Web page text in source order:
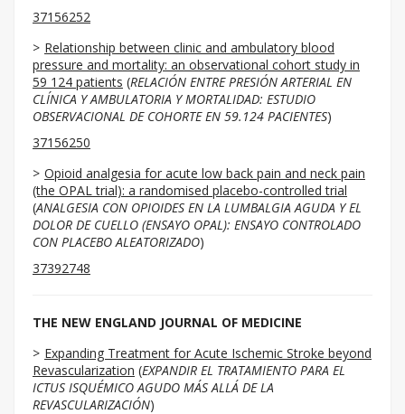
37156252
Relationship between clinic and ambulatory blood
pressure and mortality: an observational cohort study in
59 124 patients (RELACIÓN ENTRE PRESIÓN ARTERIAL EN
CLÍNICA Y AMBULATORIA Y MORTALIDAD: ESTUDIO
OBSERVACIONAL DE COHORTE EN 59.124 PACIENTES)
37156250
Opioid analgesia for acute low back pain and neck pain
(the OPAL trial): a randomised placebo-controlled trial
(ANALGESIA CON OPIOIDES EN LA LUMBALGIA AGUDA Y EL
DOLOR DE CUELLO (ENSAYO OPAL): ENSAYO CONTROLADO
CON PLACEBO ALEATORIZADO)
37392748
THE NEW ENGLAND JOURNAL OF MEDICINE
Expanding Treatment for Acute Ischemic Stroke beyond
Revascularization (EXPANDIR EL TRATAMIENTO PARA EL
ICTUS ISQUÉMICO AGUDO MÁS ALLÁ DE LA
REVASCULARIZACIÓN)